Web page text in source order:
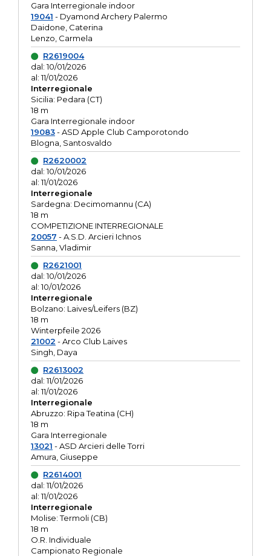
Gara Interregionale indoor
19041 - Dyamond Archery Palermo
Daidone, Caterina
Lenzo, Carmela
R2619004
dal: 10/01/2026
al: 11/01/2026
Interregionale
Sicilia: Pedara (CT)
18 m
Gara Interregionale indoor
19083- ASD Apple Club Camporotondo
Blogna, Santosvaldo
R2620002
dal: 10/01/2026
al: 11/01/2026
Interregionale
Sardegna: Decimomannu (CA)
18 m
COMPETIZIONE INTERREGIONALE
20057 - A.S.D. Arcieri Ichnos
Sanna, Vladimir
R2621001
dal: 10/01/2026
al: 10/01/2026
Interregionale
Bolzano: Laives/Leifers (BZ)
18 m
Winterpfeile 2026
21002 - Arco Club Laives
Singh, Daya
R2613002
dal: 11/01/2026
al: 11/01/2026
Interregionale
Abruzzo: Ripa Teatina (CH)
18 m
Gara Interregionale
13021 - ASD Arcieri delle Torri
Amura, Giuseppe
R2614001
dal: 11/01/2026
al: 11/01/2026
Interregionale
Molise: Termoli (CB)
18 m
O.R. Individuale
Campionato Regionale